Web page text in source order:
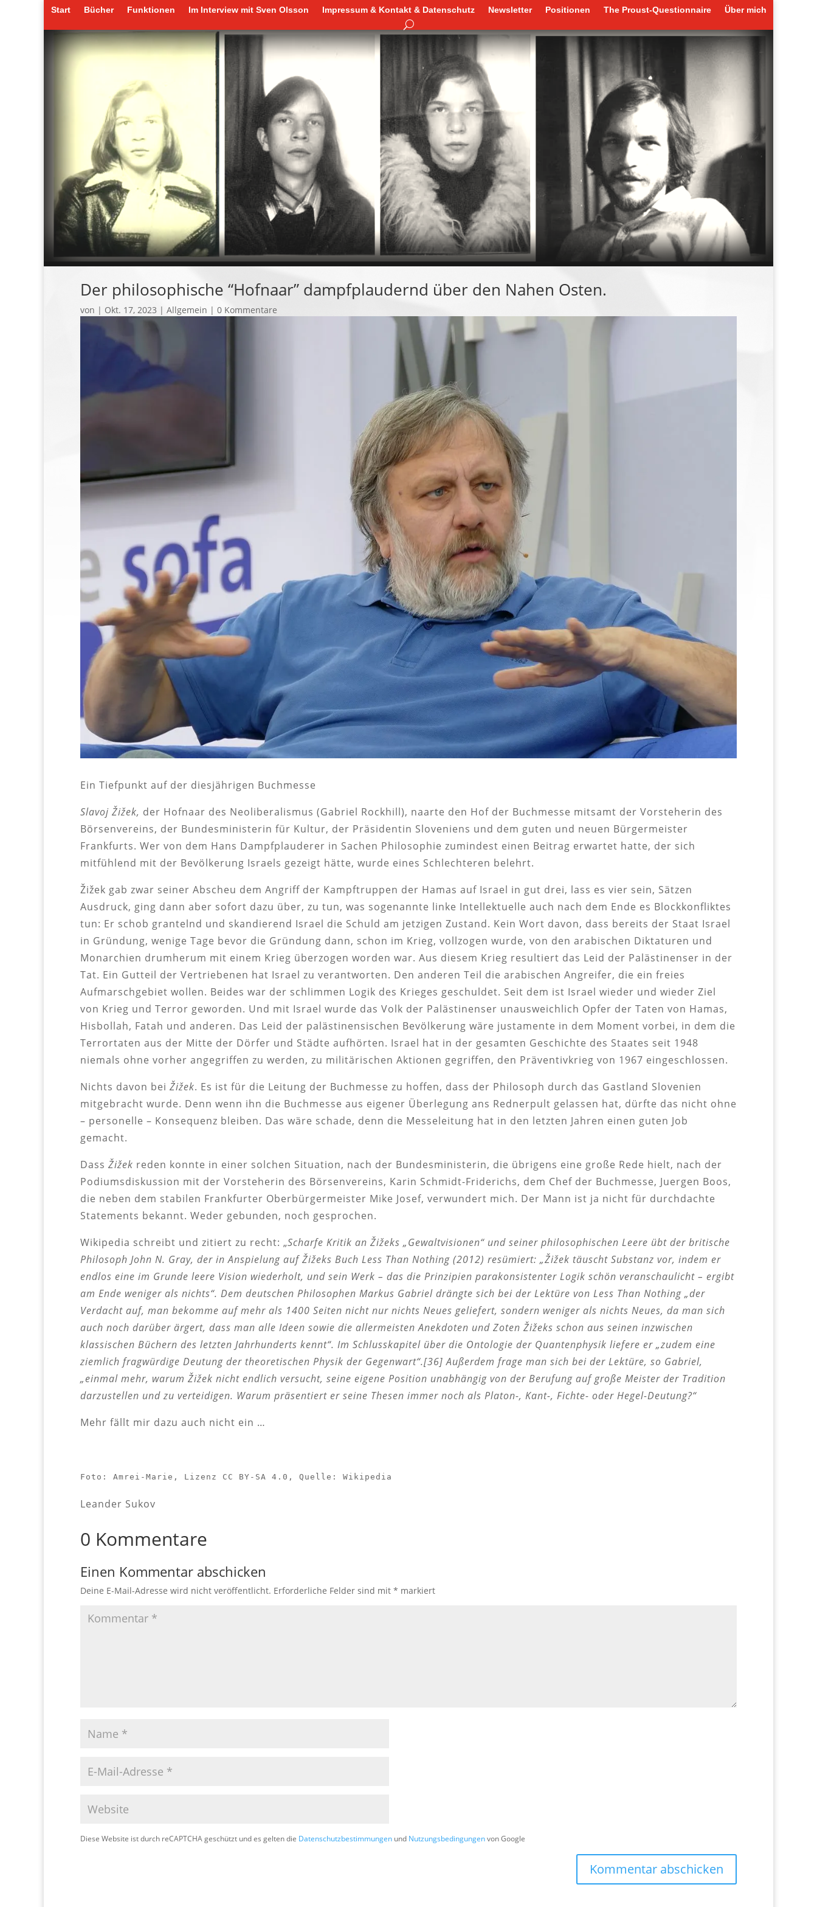
Start Bücher Funktionen Im Interview mit Sven Olsson Impressum & Kontakt & Datenschutz Newsletter Positionen The Proust-Questionnaire Über mich
Start Bücher Funktionen Im Interview mit Sven Olsson Impressum & Kontakt & Datenschutz Newsletter Positionen The Proust-Questionnaire Über mich
Der philosophische “Hofnaar” dampfplaudernd über den Nahen Osten.
von | Okt. 17, 2023 | Allgemein | 0 Kommentare
Ein Tiefpunkt auf der diesjährigen Buchmesse
Slavoj Žižek, der Hofnaar des Neoliberalismus (Gabriel Rockhill), naarte den Hof der Buchmesse mitsamt der Vorsteherin des
Börsenvereins, der Bundesministerin für Kultur, der Präsidentin Sloveniens und dem guten und neuen Bürgermeister
Frankfurts. Wer von dem Hans Dampfplauderer in Sachen Philosophie zumindest einen Beitrag erwartet hatte, der sich
mitfühlend mit der Bevölkerung Israels gezeigt hätte, wurde eines Schlechteren belehrt.
Žižek gab zwar seiner Abscheu dem Angriff der Kampftruppen der Hamas auf Israel in gut drei, lass es vier sein, Sätzen
Ausdruck, ging dann aber sofort dazu über, zu tun, was sogenannte linke Intellektuelle auch nach dem Ende es Blockkonfliktes
tun: Er schob grantelnd und skandierend Israel die Schuld am jetzigen Zustand. Kein Wort davon, dass bereits der Staat Israel
in Gründung, wenige Tage bevor die Gründung dann, schon im Krieg, vollzogen wurde, von den arabischen Diktaturen und
Monarchien drumherum mit einem Krieg überzogen worden war. Aus diesem Krieg resultiert das Leid der Palästinenser in der
Tat. Ein Gutteil der Vertriebenen hat Israel zu verantworten. Den anderen Teil die arabischen Angreifer, die ein freies
Aufmarschgebiet wollen. Beides war der schlimmen Logik des Krieges geschuldet. Seit dem ist Israel wieder und wieder Ziel
von Krieg und Terror geworden. Und mit Israel wurde das Volk der Palästinenser unausweichlich Opfer der Taten von Hamas,
Hisbollah, Fatah und anderen. Das Leid der palästinensischen Bevölkerung wäre justamente in dem Moment vorbei, in dem die
Terrortaten aus der Mitte der Dörfer und Städte aufhörten. Israel hat in der gesamten Geschichte des Staates seit 1948
niemals ohne vorher angegriffen zu werden, zu militärischen Aktionen gegriffen, den Präventivkrieg von 1967 eingeschlossen.
Nichts davon bei Žižek. Es ist für die Leitung der Buchmesse zu hoffen, dass der Philosoph durch das Gastland Slovenien
mitgebracht wurde. Denn wenn ihn die Buchmesse aus eigener Überlegung ans Rednerpult gelassen hat, dürfte das nicht ohne
– personelle – Konsequenz bleiben. Das wäre schade, denn die Messeleitung hat in den letzten Jahren einen guten Job
gemacht.
Dass Žižek reden konnte in einer solchen Situation, nach der Bundesministerin, die übrigens eine große Rede hielt, nach der
Podiumsdiskussion mit der Vorsteherin des Börsenvereins, Karin Schmidt-Friderichs, dem Chef der Buchmesse, Juergen Boos,
die neben dem stabilen Frankfurter Oberbürgermeister Mike Josef, verwundert mich. Der Mann ist ja nicht für durchdachte
Statements bekannt. Weder gebunden, noch gesprochen.
Wikipedia schreibt und zitiert zu recht: „Scharfe Kritik an Žižeks „Gewaltvisionen“ und seiner philosophischen Leere übt der britische
Philosoph John N. Gray, der in Anspielung auf Žižeks Buch Less Than Nothing (2012) resümiert: „Žižek täuscht Substanz vor, indem er
endlos eine im Grunde leere Vision wiederholt, und sein Werk – das die Prinzipien parakonsistenter Logik schön veranschaulicht – ergibt
am Ende weniger als nichts“. Dem deutschen Philosophen Markus Gabriel drängte sich bei der Lektüre von Less Than Nothing „der
Verdacht auf, man bekomme auf mehr als 1400 Seiten nicht nur nichts Neues geliefert, sondern weniger als nichts Neues, da man sich
auch noch darüber ärgert, dass man alle Ideen sowie die allermeisten Anekdoten und Zoten Žižeks schon aus seinen inzwischen
klassischen Büchern des letzten Jahrhunderts kennt“. Im Schlusskapitel über die Ontologie der Quantenphysik liefere er „zudem eine
ziemlich fragwürdige Deutung der theoretischen Physik der Gegenwart“.[36] Außerdem frage man sich bei der Lektüre, so Gabriel,
„einmal mehr, warum Žižek nicht endlich versucht, seine eigene Position unabhängig von der Berufung auf große Meister der Tradition
darzustellen und zu verteidigen. Warum präsentiert er seine Thesen immer noch als Platon-, Kant-, Fichte- oder Hegel-Deutung?“
Mehr fällt mir dazu auch nicht ein …
Foto: Amrei-Marie, Lizenz CC BY-SA 4.0, Quelle: Wikipedia
Leander Sukov
0 Kommentare
Einen Kommentar abschicken
Deine E-Mail-Adresse wird nicht veröffentlicht. Erforderliche Felder sind mit * markiert
Diese Website ist durch reCAPTCHA geschützt und es gelten die Datenschutzbestimmungen und Nutzungsbedingungenvon Google
Kommentar abschicken